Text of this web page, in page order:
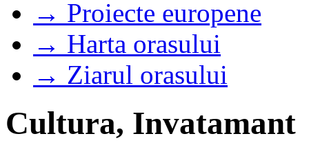
→ Proiecte europene
→ Harta orasului
→ Ziarul orasului
Cultura, Invatamant